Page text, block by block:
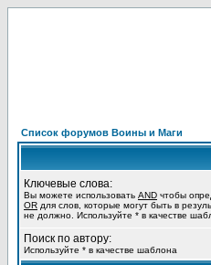
Список форумов Воины и Маги
Ключевые слова:
Вы можете использовать AND чтобы
OR для слов, которые могут быть в
не должно. Используйте * в качестве
Поиск по автору:
Используйте * в качестве шаблона